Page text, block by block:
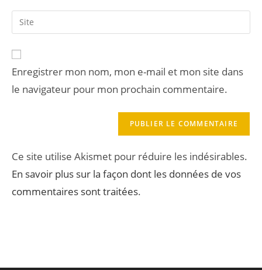
Enregistrer mon nom, mon e-mail et mon site dans
le navigateur pour mon prochain commentaire.
Ce site utilise Akismet pour réduire les indésirables.
En savoir plus sur la façon dont les données de vos
commentaires sont traitées.